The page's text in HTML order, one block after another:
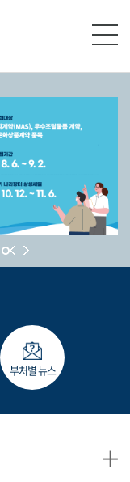
부처별 뉴스
+